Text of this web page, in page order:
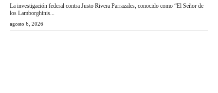
La investigación federal contra Justo Rivera Parrazales, conocido como “El Señor de
los Lamborghinis...
agosto 6, 2026